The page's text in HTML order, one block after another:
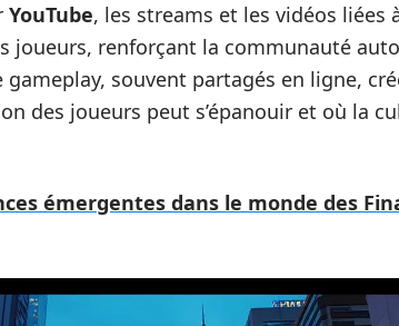
YouTube, les streams et les vidéos liées
joueurs, renforçant la communauté
souvent partagés en ligne,
des joueurs peut s’épanouir et où la
émergentes dans le monde des